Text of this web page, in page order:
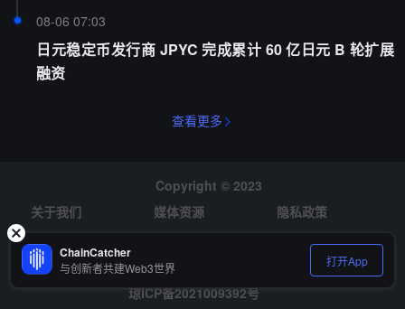
08-06 07:03
日元稳定币发行商 JPYC 完成累计 60 亿日元 B 轮扩展
融资
查看更多
Copyright © 2023
关于我们
媒体资源
隐私政策
风险提示
招聘
琼ICP备2021009392号
ChainCatcher
与创新者共建Web3世界 打开App